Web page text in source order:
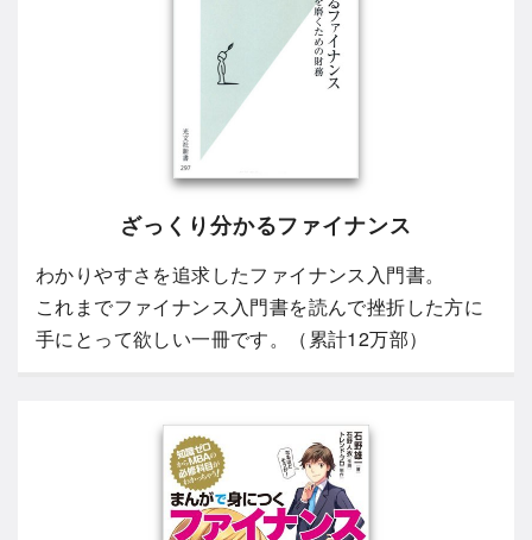
ざっくり分かるファイナンス
わかりやすさを追求したファイナンス入門書。
これまでファイナンス入門書を読んで挫折した方に
手にとって欲しい一冊です。（累計12万部）